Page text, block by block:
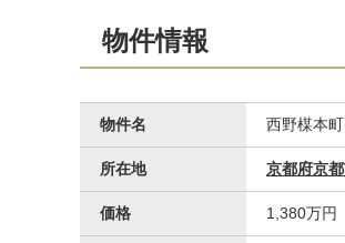
物件情報
物件名 西野楳本町
所在地 京都府京
価格 1,380万円